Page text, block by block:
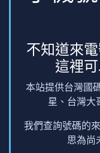
不知道來
這裡
本站提供台灣國
星、台灣大
我們查詢號碼的
思為尚